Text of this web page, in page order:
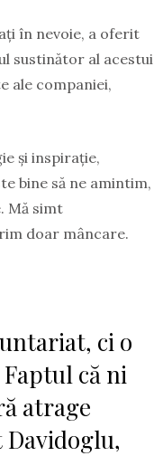
în nevoie, a oferit
sustinător al acestui
ale companiei,
și inspirație,
bine să ne amintim,
Mă simt
doar mâncare.
ci o
că ni
atrage
Davidoglu,